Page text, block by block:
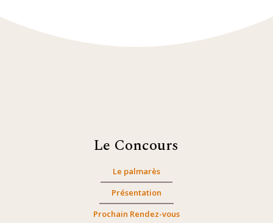
Le Concours
Le palmarès
Présentation
Prochain Rendez-vous